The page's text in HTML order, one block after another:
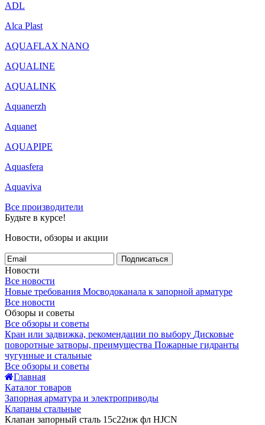
ADL
Alca Plast
AQUAFLAX NANO
AQUALINE
AQUALINK
Aquanerzh
Aquanet
AQUAPIPE
Aquasfera
Aquaviva
Все производители
Будьте в курсе!
Новости, обзоры и акции
Подписаться
Новости
Все новости
Новые требования Мосводоканала к запорной арматуре
Все новости
Обзоры и советы
Все обзоры и советы
Кран или задвижка, рекомендации по выбору Дисковые
поворотные затворы, преимущества Пожарные гидранты
чугунные и стальные
Все обзоры и советы
Главная
Каталог товаров
Запорная арматура и электроприводы
Клапаны стальные
Клапан запорный сталь 15с22нж фл HJCN